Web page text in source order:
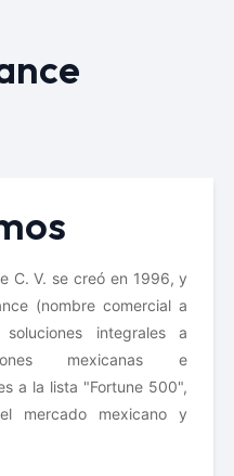
C. V. se creó en 1996, y
(nombre comercial a
integrales a
mexicanas e
a la lista "Fortune 500"​,
mercado mexicano y